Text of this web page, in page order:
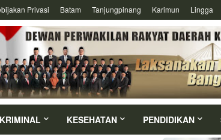
Privasi Batam Tanjungpinang Karimun Lingga
KRIMINAL KESEHATAN PENDIDIKAN